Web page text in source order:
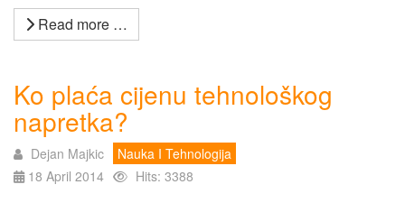
Read more …
Ko plaća cijenu tehnološkog
napretka?
Dejan Majkic
Nauka I Tehnologija
18 April 2014
Hits: 3388